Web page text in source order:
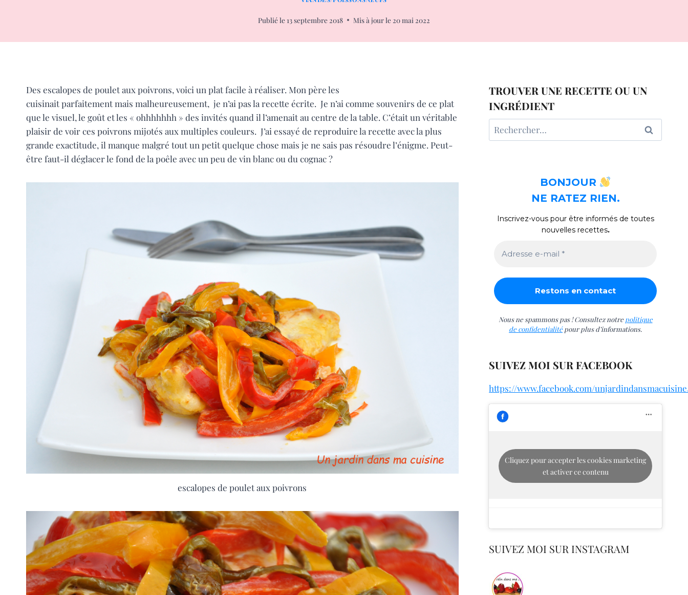
Publié le 13 septembre 2018 Mis à jour le 20 mai 2022
Des escalopes de poulet aux poivrons, voici un plat facile à réaliser. Mon père les
cuisinait parfaitement mais malheureusement, je n’ai pas la recette écrite. Je n’ai comme souvenirs de ce plat
que le visuel, le goût et les « ohhhhhhh » des invités quand il l’amenait au centre de la table. C’était un véritable
plaisir de voir ces poivrons mijotés aux multiples couleurs. J’ai essayé de reproduire la recette avec la plus
grande exactitude, il manque malgré tout un petit quelque chose mais je ne sais pas résoudre l’énigme. Peut-
être faut-il déglacer le fond de la poêle avec un peu de vin blanc ou du cognac ?
escalopes de poulet aux poivrons
TROUVER UNE RECETTE OU UN
INGRÉDIENT
Rechercher :
BONJOUR
NE RATEZ RIEN.
Inscrivez-vous pour être informés de toutes
nouvelles recettes.
Nous ne spammons pas ! Consultez notre politique
de confidentialitépour plus d’informations.
SUIVEZ MOI SUR FACEBOOK
https://www.facebook.com/
Cliquez pour accepter les cookies marketing
et activer ce contenu
SUIVEZ MOI SUR INSTAGRAM